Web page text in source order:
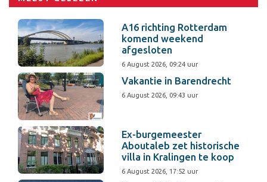
A16 richting Rotterdam
komend weekend
afgesloten
6 August 2026, 09:24 uur
Vakantie in Barendrecht
6 August 2026, 09:43 uur
Ex-burgemeester
Aboutaleb zet historische
villa in Kralingen te koop
6 August 2026, 17:52 uur